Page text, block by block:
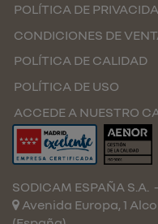
POLÍTICA DE
CONDICIONES DE
POLÍTICA DE CALIDAD
POLÍTICA DE USO
ACCEDE A NUESTRO
SODICAM ESPAÑA S.A.
Avenida Europa, 1